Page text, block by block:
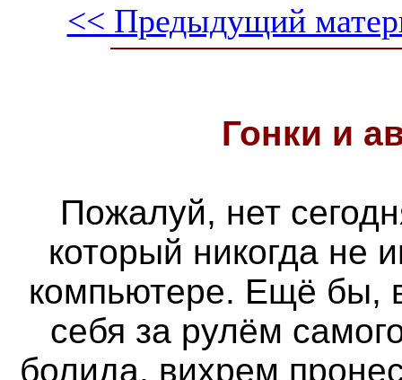
<< Предыдущий
Гонки и
Пожалуй, нет
который никогда не
компьютере. Ещё бы,
себя за рулём
болида, вихрем